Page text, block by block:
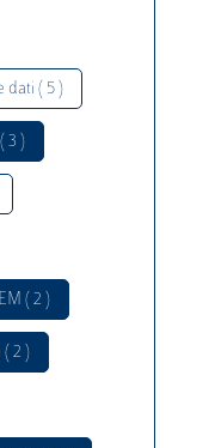
dati ( 5 )
3 )
( 2 )
( 2 )